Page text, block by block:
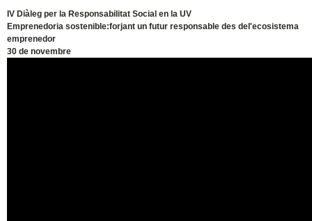
IV Diàleg per la Responsabilitat Social en la UV
Emprenedoria sostenible:forjant un futur responsable des del'ecosistema
emprenedor
30 de novembre